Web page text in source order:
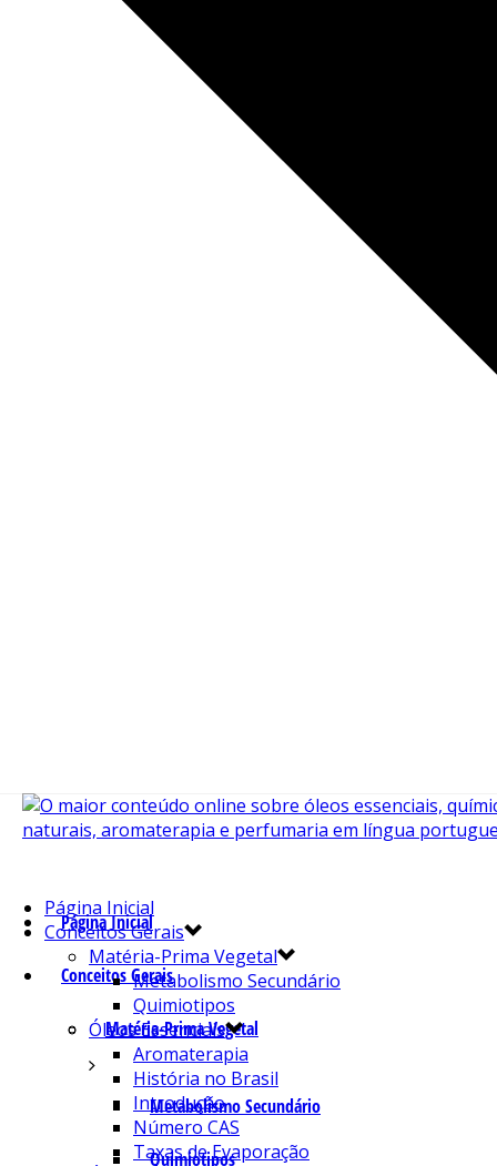
Página Inicial
Conceitos Gerais
Matéria-Prima Vegetal
Metabolismo Secundário
Quimiotipos
Página Inicial
Conceitos Gerais
Matéria-Prima Vegetal
Metabolismo Secundário
Quimiotipos
Óleos Essenciais
Aromaterapia
História no Brasil
Introdução
Número CAS
Taxas de Evaporação